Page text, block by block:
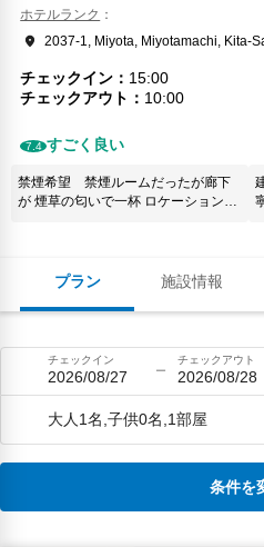
プラン 施設情報
ホテルランク
2037-1, Miyota, Miyotamachi, Kita-
チェックイン
15:00
チェックアウト
10:00
7.4 すごく良い
禁煙希望 禁煙ルームだったが廊下
が 煙草の匂いで一杯 ロケーション
チェックイン
2026/08/27
チェックアウト
2026/08/28
大人1名,子供0名,1部屋
条件を